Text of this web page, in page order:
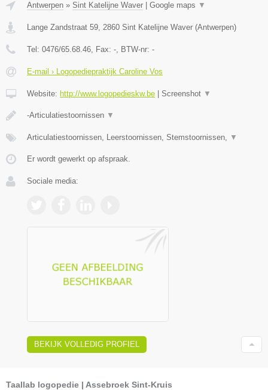
Antwerpen » Sint Katelijne Waver Google maps ▼
Lange Zandstraat 59, 2860 Sint Katelijne Waver (Antwerpen)
Tel: 0476/65.68.46, Fax: -, BTW-nr: -
E-mail › Logopediepraktijk Caroline Vos
Website: http://www.logopedieskw.be Screenshot ▼
-Articulatiestoornissen ▼
Articulatiestoornissen, Leerstoornissen, Stemstoornissen, ▼
Er wordt gewerkt op afspraak.
Sociale media:
BEKIJK VOLLEDIG PROFIEL
Taallab logopedie | Assebroek Sint-Kruis